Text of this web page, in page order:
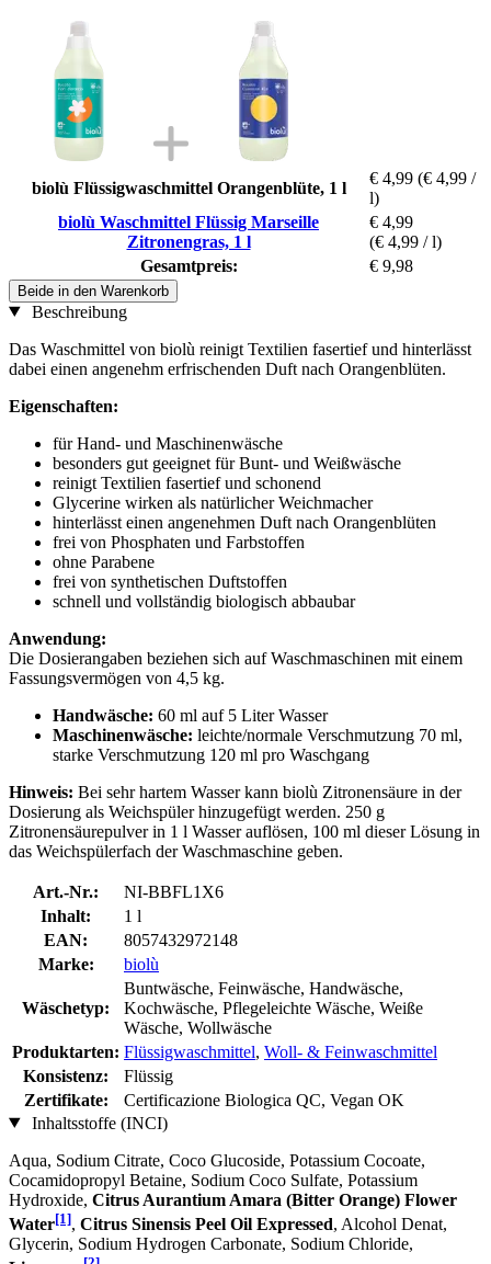
biolù Flüssigwaschmittel Orangenblüte, 1 l
€ 4,99 (€ 4,99 /
l)
biolù Waschmittel Flüssig Marseille
Zitronengras, 1 l
€ 4,99
(€ 4,99 / l)
Gesamtpreis:
€ 9,98
Beide in den Warenkorb
Beschreibung
Das Waschmittel von biolù reinigt Textilien fasertief und hinterlässt
dabei einen angenehm erfrischenden Duft nach Orangenblüten.
Eigenschaften:
für Hand- und Maschinenwäsche
besonders gut geeignet für Bunt- und Weißwäsche
reinigt Textilien fasertief und schonend
Glycerine wirken als natürlicher Weichmacher
hinterlässt einen angenehmen Duft nach Orangenblüten
frei von Phosphaten und Farbstoffen
ohne Parabene
frei von synthetischen Duftstoffen
schnell und vollständig biologisch abbaubar
Anwendung:
Die Dosierangaben beziehen sich auf Waschmaschinen mit einem
Fassungsvermögen von 4,5 kg.
Handwäsche: 60 ml auf 5 Liter Wasser
Maschinenwäsche: leichte/normale Verschmutzung 70 ml,
starke Verschmutzung 120 ml pro Waschgang
Hinweis: Bei sehr hartem Wasser kann biolù Zitronensäure in der
Dosierung als Weichspüler hinzugefügt werden. 250 g
Zitronensäurepulver in 1 l Wasser auflösen, 100 ml dieser Lösung in
das Weichspülerfach der Waschmaschine geben.
Art.-Nr.:
NI-BBFL1X6
Inhalt:
1 l
EAN:
8057432972148
Marke:
biolù
Wäschetyp:
Buntwäsche, Feinwäsche, Handwäsche,
Kochwäsche, Pflegeleichte Wäsche, Weiße
Wäsche, Wollwäsche
Produktarten: Flüssigwaschmittel, Woll- & Feinwaschmittel
Konsistenz:
Flüssig
Zertifikate:
Certificazione Biologica QC, Vegan OK
Inhaltsstoffe (INCI)
Aqua, Sodium Citrate, Coco Glucoside, Potassium Cocoate,
Cocamidopropyl Betaine, Sodium Coco­ Sulfate, Potassium
Hydroxide, Citrus Aurantium Amara (Bitter Orange) Flower
Water[1], Citrus Sinensis Peel Oil Expressed, Alcohol Denat,
Glycerin, Sodium Hydrogen Carbonate, Sodium Chloride,